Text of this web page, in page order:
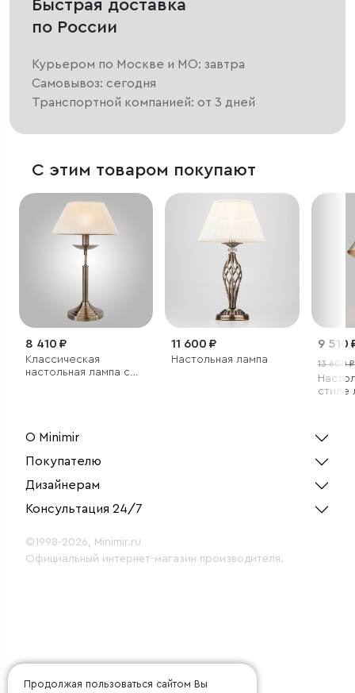
Быстрая доставка
по России
Курьером по Москве и МО: завтра
Самовывоз: сегодня
Транспортной компанией: от 3 дней
С этим товаром покупают
8 410 ₽
Классическая
настольная лампа с
11 600 ₽
Настольная лампа
9 510
13 600 ₽
стиле
О Minimir
Покупателю
Дизайнерам
Консультация 24/7
©1998-2026, Minimir.ru
Официальный интернет-магазин производителя.
Продолжая пользоваться сайтом Вы